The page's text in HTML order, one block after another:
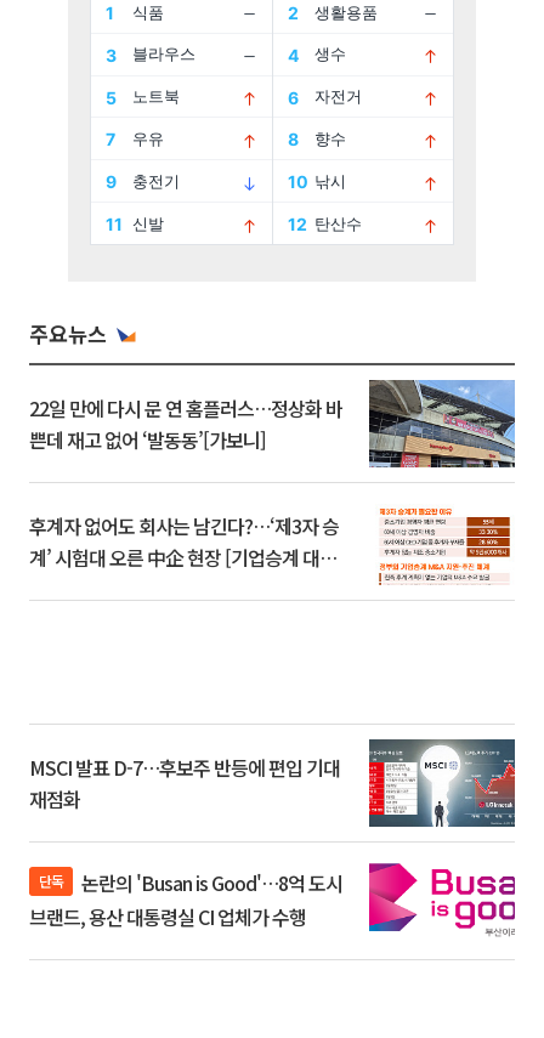
주요뉴스
22일 만에 다시 문 연 홈플러스…정상화 바
쁜데 재고 없어 ‘발동동’[가보니]
후계자 없어도 회사는 남긴다?…‘제3자 승
계’ 시험대 오른 中企 현장 [기업승계 대전
MSCI 발표 D-7…후보주 반등에 편입 기대
재점화
단독
브랜드, 용산 대통령실 CI 업체가 수행